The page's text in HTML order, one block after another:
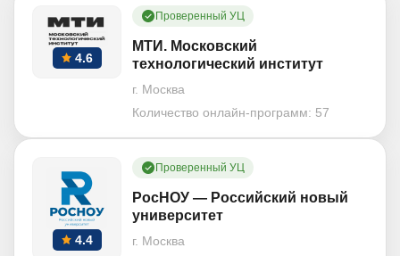
4.6
Проверенный УЦ
МТИ. Московский
технологический институт
г. Москва
Количество онлайн-программ: 57
4.4
Проверенный УЦ
РосНОУ — Российский новый
университет
г. Москва